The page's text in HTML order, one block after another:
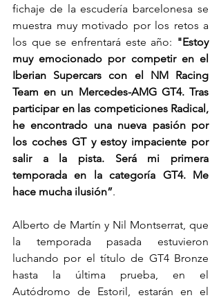
fichaje de la escudería barcelonesa se
muestra muy motivado por los retos a
los que se enfrentará este año: "Estoy
muy emocionado por competir en el
Iberian Supercars con el NM Racing
Team en un Mercedes-AMG GT4. Tras
participar en las competiciones Radical,
he encontrado una nueva pasión por
los coches GT y estoy impaciente por
salir a la pista. Será mi primera
temporada en la categoría GT4. Me
hace mucha ilusión”.
Alberto de Martín y Nil Montserrat, que
la temporada pasada estuvieron
luchando por el título de GT4 Bronze
hasta la última prueba, en el
Autódromo de Estoril, estarán en el